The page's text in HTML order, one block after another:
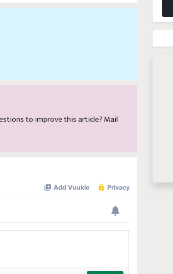
to improve this article?Mail